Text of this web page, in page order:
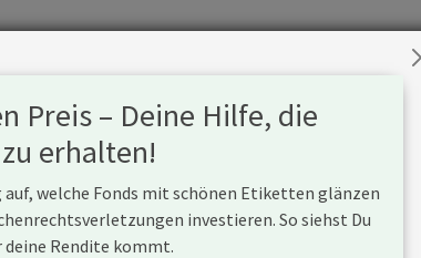
Preis – Deine Hilfe, die
erhalten!
welche Fonds mit schönen Etiketten glänzen
investieren. So siehst Du
Rendite kommt.